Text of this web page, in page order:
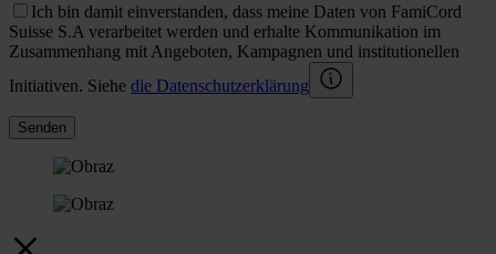
Ich bin damit einverstanden, dass meine Daten von FamiCord
Suisse S.A verarbeitet werden und erhalte Kommunikation im
Zusammenhang mit Angeboten, Kampagnen und institutionellen
Initiativen. Siehe die Datenschutzerklärung
Senden